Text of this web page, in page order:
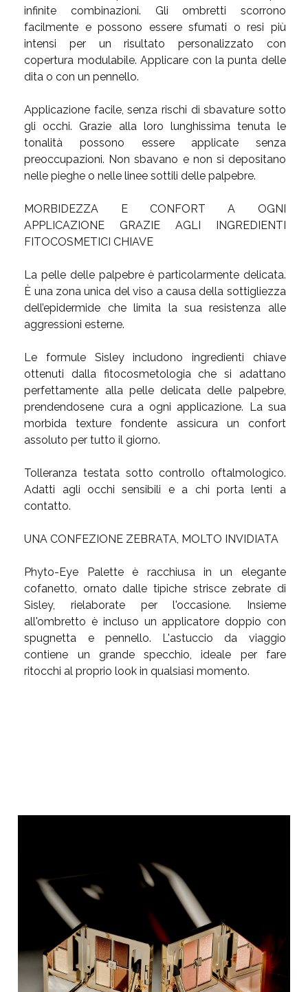
infinite combinazioni. Gli ombretti scorrono
facilmente e possono essere sfumati o resi più
intensi per un risultato personalizzato con
copertura modulabile. Applicare con la punta delle
dita o con un pennello.
Applicazione facile, senza rischi di sbavature sotto
gli occhi. Grazie alla loro lunghissima tenuta le
tonalità possono essere applicate senza
preoccupazioni. Non sbavano e non si depositano
nelle pieghe o nelle linee sottili delle palpebre.
MORBIDEZZA E CONFORT A OGNI
APPLICAZIONE GRAZIE AGLI INGREDIENTI
FITOCOSMETICI CHIAVE
La pelle delle palpebre è particolarmente delicata.
È una zona unica del viso a causa della sottigliezza
dell’epidermide che limita la sua resistenza alle
aggressioni esterne.
Le formule Sisley includono ingredienti chiave
ottenuti dalla fitocosmetologia che si adattano
perfettamente alla pelle delicata delle palpebre,
prendendosene cura a ogni applicazione. La sua
morbida texture fondente assicura un confort
assoluto per tutto il giorno.
Tolleranza testata sotto controllo oftalmologico.
Adatti agli occhi sensibili e a chi porta lenti a
contatto.
UNA CONFEZIONE ZEBRATA, MOLTO INVIDIATA
Phyto-Eye Palette è racchiusa in un elegante
cofanetto, ornato dalle tipiche strisce zebrate di
Sisley, rielaborate per l'occasione. Insieme
all'ombretto è incluso un applicatore doppio con
spugnetta e pennello. L'astuccio da viaggio
contiene un grande specchio, ideale per fare
ritocchi al proprio look in qualsiasi momento.